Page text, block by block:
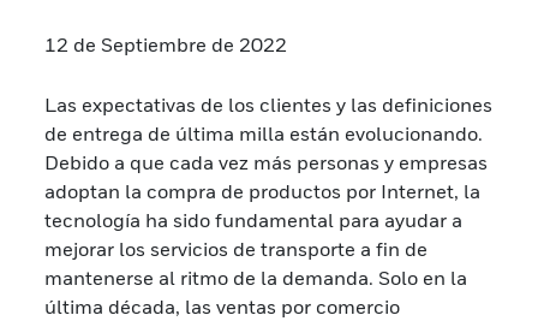
12 de Septiembre de 2022
Las expectativas de los clientes y las definiciones
de entrega de última milla están evolucionando.
Debido a que cada vez más personas y empresas
adoptan la compra de productos por Internet, la
tecnología ha sido fundamental para ayudar a
mejorar los servicios de transporte a fin de
mantenerse al ritmo de la demanda. Solo en la
última década, las ventas por comercio